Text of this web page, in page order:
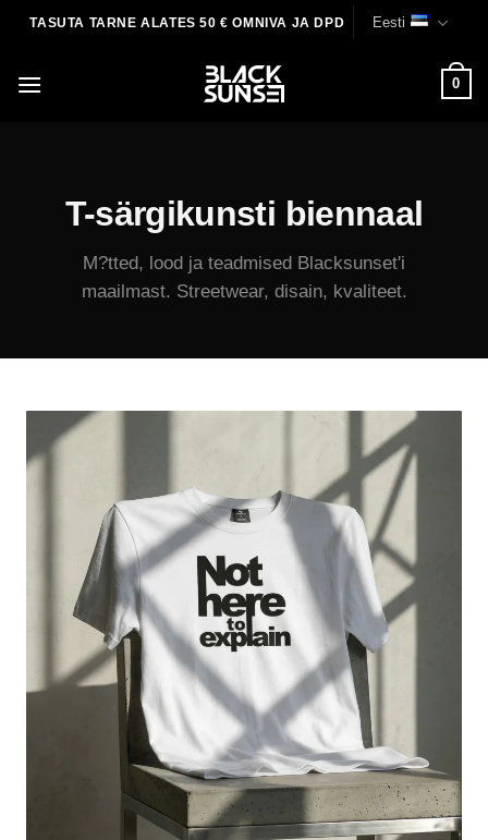
TASUTA TARNE ALATES 50 € OMNIVA JA DPD Eesti
0
T-särgikunsti biennaal
M?tted, lood ja teadmised Blacksunset'i
maailmast. Streetwear, disain, kvaliteet.